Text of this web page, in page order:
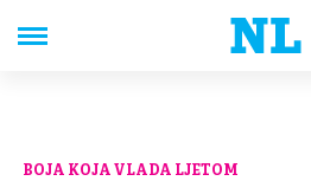
BOJA KOJA VLADA LJETOM